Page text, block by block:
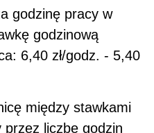
godzinę pracy w
godzinową
6,40 zł/godz. - 5,40
między stawkami
liczbę godzin